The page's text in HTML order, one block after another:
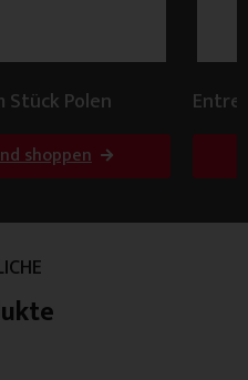
Stück Polen
shoppen